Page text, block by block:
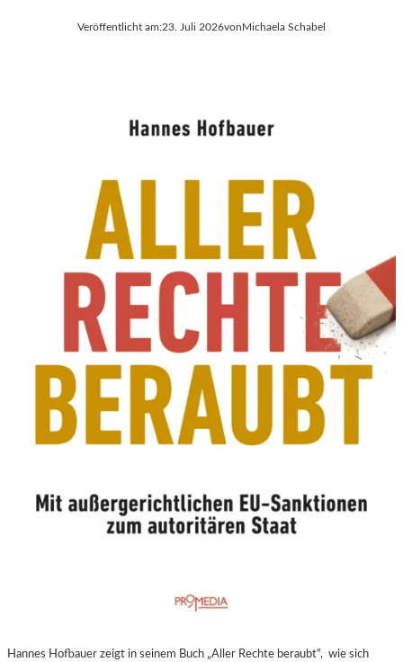
Veröffentlicht am:23. Juli 2026von Michaela Schabel
Hannes Hofbauer zeigt in seinem Buch „Aller Rechte beraubt“, wie sich